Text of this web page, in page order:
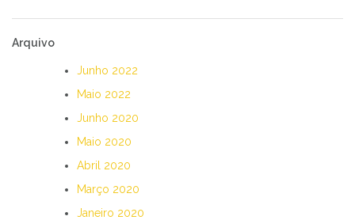
Arquivo
Junho 2022
Maio 2022
Junho 2020
Maio 2020
Abril 2020
Março 2020
Janeiro 2020